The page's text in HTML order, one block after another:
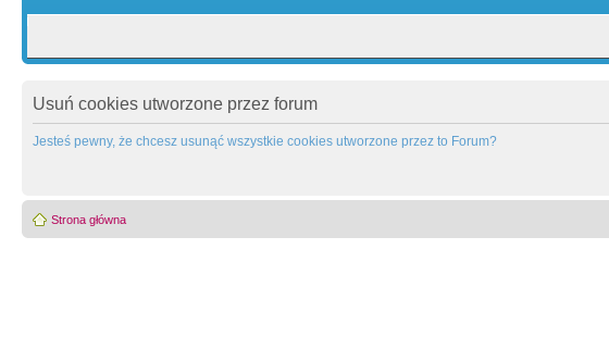
Usuń cookies utworzone przez forum
Jesteś pewny, że chcesz usunąć wszystkie cookies utworzone przez to Forum?
Strona główna